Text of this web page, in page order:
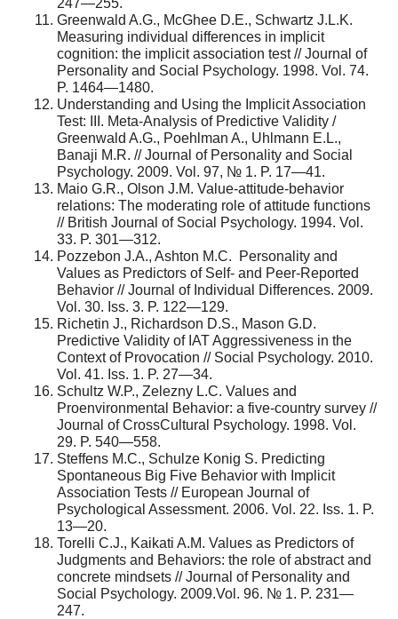
247—255.
Greenwald A.G., McGhee D.E., Schwartz J.L.K.
Measuring individual differences in implicit
cognition: the implicit association test // Journal of
Personality and Social Psychology. 1998. Vol. 74.
P. 1464—1480.
Understanding and Using the Implicit Association
Test: III. Meta-Analysis of Predictive Validity /
Greenwald A.G., Poehlman A., Uhlmann E.L.,
Banaji M.R. // Journal of Personality and Social
Psychology. 2009. Vol. 97, № 1. P. 17—41.
Maio G.R., Olson J.M. Value-attitude-behavior
relations: The moderating role of attitude functions
// British Journal of Social Psychology. 1994. Vol.
33. P. 301—312.
Pozzebon J.A., Ashton M.C. Personality and
Values as Predictors of Self- and Peer-Reported
Behavior // Journal of Individual Differences. 2009.
Vol. 30. Iss. 3. P. 122—129.
Richetin J., Richardson D.S., Mason G.D.
Predictive Validity of IAT Aggressiveness in the
Context of Provocation // Social Psychology. 2010.
Vol. 41. Iss. 1. P. 27—34.
Schultz W.P., Zelezny L.C. Values and
Proenvironmental Behavior: a five-country survey //
Journal of CrossCultural Psychology. 1998. Vol.
29. P. 540—558.
Steffens M.C., Schulze Konig S. Predicting
Spontaneous Big Five Behavior with Implicit
Association Tests // European Journal of
Psychological Assessment. 2006. Vol. 22. Iss. 1. P.
13—20.
Torelli C.J., Kaikati A.M. Values as Predictors of
Judgments and Behaviors: the role of abstract and
concrete mindsets // Journal of Personality and
Social Psychology. 2009.Vol. 96. № 1. P. 231—
247.